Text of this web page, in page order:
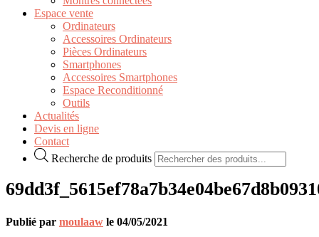
Espace vente
Ordinateurs
Accessoires Ordinateurs
Pièces Ordinateurs
Smartphones
Accessoires Smartphones
Espace Reconditionné
Outils
Actualités
Devis en ligne
Contact
Recherche de produits
Publié par moulaaw le 04/05/2021